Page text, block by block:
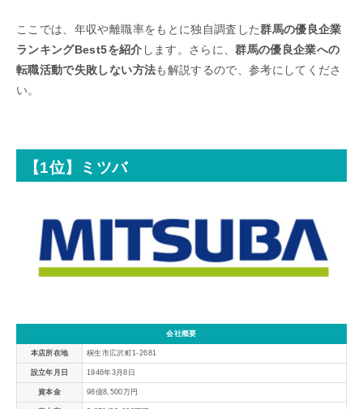
ここでは、年収や離職率をもとに独自調査した群馬の優良企業
ランキングBest5を紹介 します。さらに、群馬の優良企業への
転職活動で失敗しない方法も解説するので、参考にしてくださ
い。
【1位】ミツバ
会社概要
本店所在地 桐生市広沢町1-2681
設立年月日 1946年3月8日
資本金 98億8,500万円